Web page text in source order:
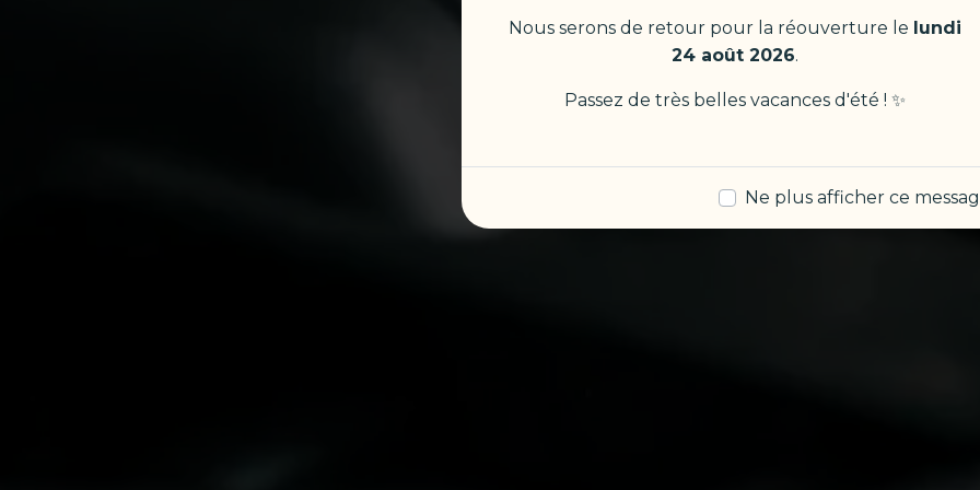
Nous serons de retour pour la réouverture le lundi
24 août 2026.
Passez de très belles vacances d'été ! ✨
Ne plus afficher ce